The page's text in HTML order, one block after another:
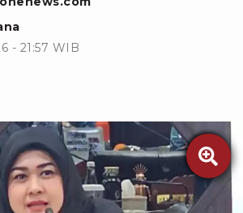
- 21:57 WIB
